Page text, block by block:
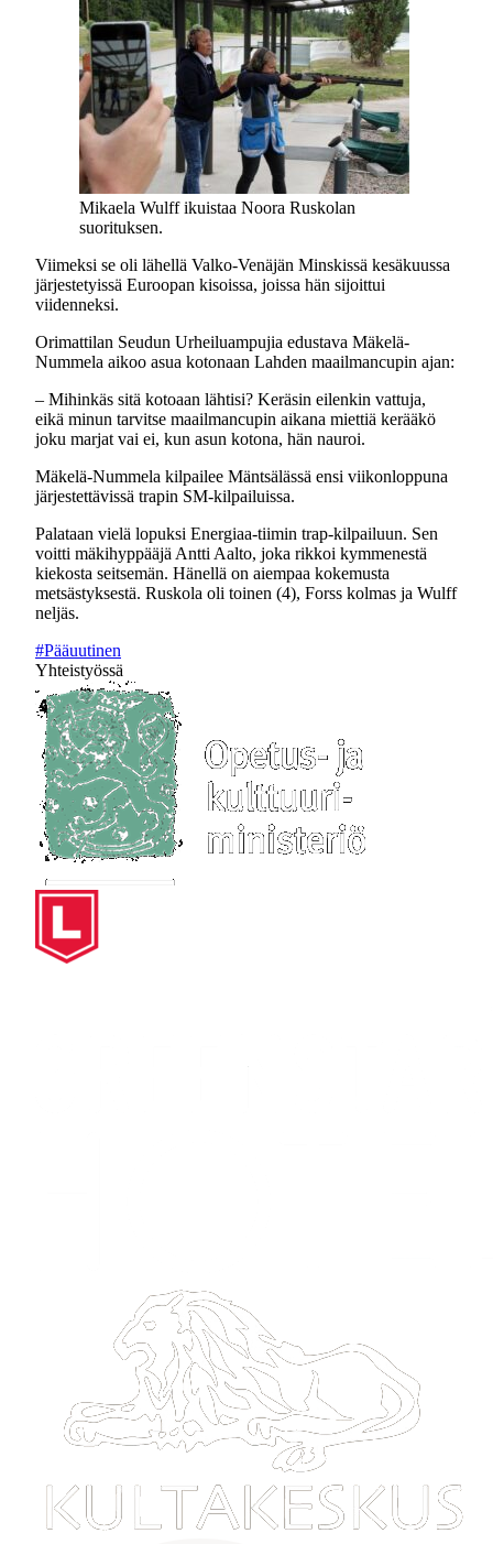
Mikaela Wulff ikuistaa Noora Ruskolan
suorituksen.
Viimeksi se oli lähellä Valko-Venäjän Minskissä kesäkuussa
järjestetyissä Euroopan kisoissa, joissa hän sijoittui
viidenneksi.
Orimattilan Seudun Urheiluampujia edustava Mäkelä-
Nummela aikoo asua kotonaan Lahden maailmancupin ajan:
– Mihinkäs sitä kotoaan lähtisi? Keräsin eilenkin vattuja,
eikä minun tarvitse maailmancupin aikana miettiä kerääkö
joku marjat vai ei, kun asun kotona, hän nauroi.
Mäkelä-Nummela kilpailee Mäntsälässä ensi viikonloppuna
järjestettävissä trapin SM-kilpailuissa.
Palataan vielä lopuksi Energiaa-tiimin trap-kilpailuun. Sen
voitti mäkihyppääjä Antti Aalto, joka rikkoi kymmenestä
kiekosta seitsemän. Hänellä on aiempaa kokemusta
metsästyksestä. Ruskola oli toinen (4), Forss kolmas ja Wulff
neljäs.
#Pääuutinen
Yhteistyössä